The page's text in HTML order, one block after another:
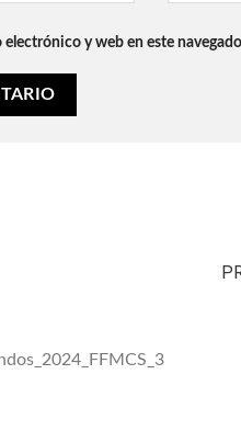
y web en este